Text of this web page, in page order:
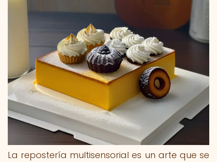
La repostería multisensorial es un arte que se